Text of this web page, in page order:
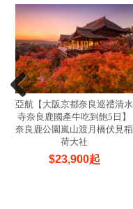
亞航【大阪京都奈良巡禮清水
寺奈良鹿國產牛吃到飽5日】
奈良鹿公園嵐山渡月橋伏見稻
荷大社
$23,900起